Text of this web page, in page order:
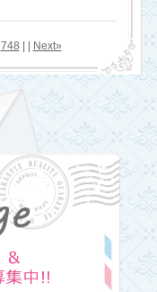
748 Next»